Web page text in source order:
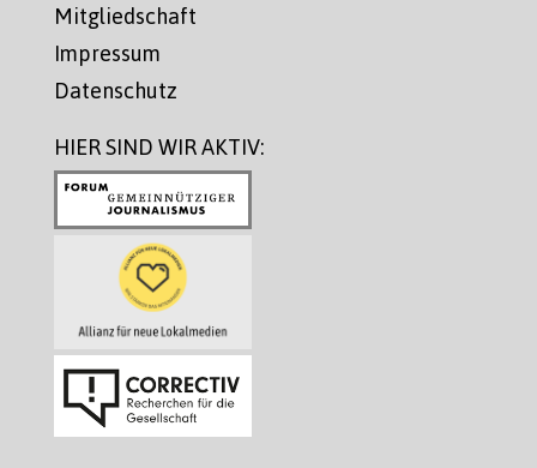
Mitgliedschaft
Impressum
Datenschutz
HIER SIND WIR AKTIV: